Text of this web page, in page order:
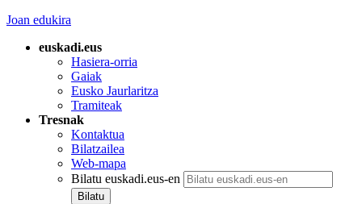
Joan edukira
euskadi.eus
Hasiera-orria
Gaiak
Eusko Jaurlaritza
Tramiteak
Tresnak
Kontaktua
Bilatzailea
Web-mapa
Bilatu euskadi.eus-en